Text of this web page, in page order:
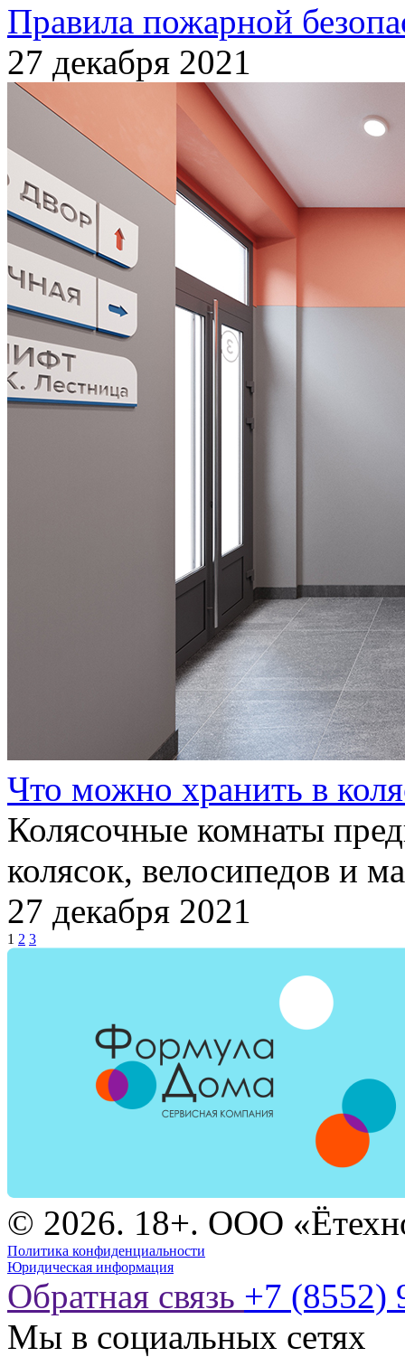
Правила пожарной
27 декабря 2021
Что можно хранить в
Колясочные комнаты
колясок, велосипедов и
27 декабря 2021
1 2 3
© 2026. 18+. ООО
Политика конфиденциальности
Юридическая информация
Обратная связь +7 (8552)
Мы в социальных сетях